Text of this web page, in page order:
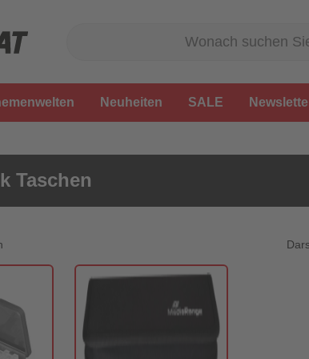
Neuheiten SALE
Taschen